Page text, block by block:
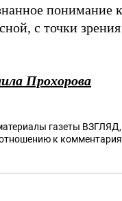
с точки
Прохорова
газеты ВЗГЛЯД,
к